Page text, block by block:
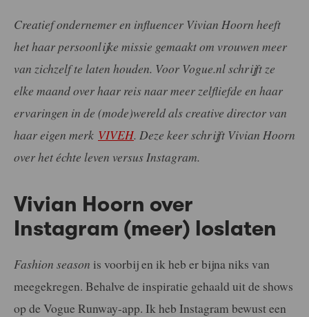
Creatief ondernemer en influencer Vivian Hoorn heeft
het haar persoonlijke missie gemaakt om vrouwen meer
van zichzelf te laten houden. Voor Vogue.nl schrijft ze
elke maand over haar reis naar meer zelfliefde en haar
ervaringen in de (mode)wereld als creative director van
haar eigen merk VIVEH. Deze keer schrijft Vivian Hoorn
over het échte leven versus Instagram.
Vivian Hoorn over
Instagram (meer) loslaten
Fashion season is voorbij en ik heb er bijna niks van
meegekregen. Behalve de inspiratie gehaald uit de shows
op de Vogue Runway-app. Ik heb Instagram bewust een